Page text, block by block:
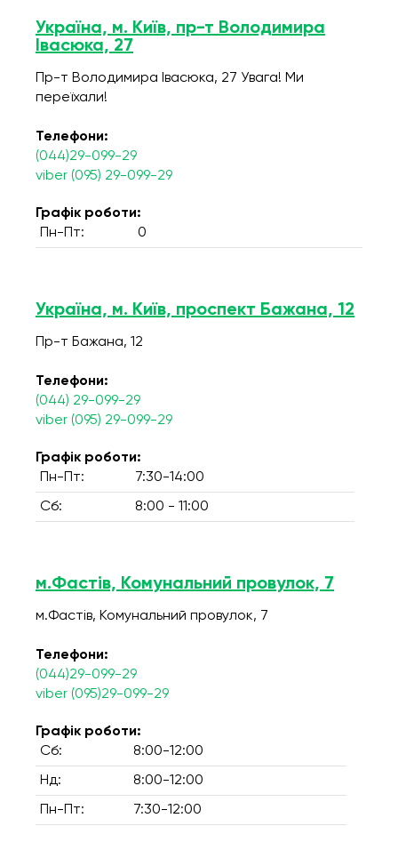
Україна, м. Київ, пр-т Володимира
Івасюка, 27
Пр-т Володимира Івасюка, 27 Увага! Ми
переїхали!
Телефони:
(044)29-099-29
viber (095) 29-099-29
Графік роботи:
Пн-Пт:
0
Україна, м. Київ, проспект Бажана, 12
Пр-т Бажана, 12
Телефони:
(044) 29-099-29
viber (095) 29-099-29
Графік роботи:
Пн-Пт:
7:30-14:00
Сб: 8:00 - 11:00
м.Фастів, Комунальний провулок, 7
м.Фастів, Комунальний провулок, 7
Телефони:
(044)29-099-29
viber (095)29-099-29
Графік роботи:
Сб:
8:00-12:00
Нд: 8:00-12:00
Пн-Пт: 7:30-12:00